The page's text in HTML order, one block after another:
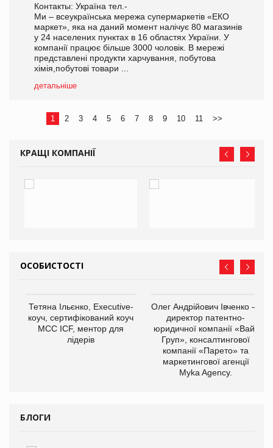
Контакты: Україна тел.-
Ми – всеукраїнська мережа супермаркетів «ЕКО
маркет», яка на даний момент налічує 80 магазинів
у 24 населених пунктах в 16 областях України. У
компанії працює більше 3000 чоловік. В мережі
представлені продукти харчування, побутова
хімія,побутові товари ...
детальніше
1 2 3 4 5 6 7 8 9 10 11 >>
КРАЩІ КОМПАНІЇ
ОСОБИСТОСТІ
Тетяна Ільєнко, Executive-
коуч, сертифікований коуч
МСС ICF, ментор для
лідерів
Олег Андрійович Івченко —
директор патентно-
юридичної компанії «Вайз
Груп», консалтингової
компанії «Парето» та
маркетингової агенції
Myka Agency.
БЛОГИ